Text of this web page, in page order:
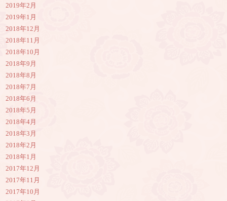
2019年2月
2019年1月
2018年12月
2018年11月
2018年10月
2018年9月
2018年8月
2018年7月
2018年6月
2018年5月
2018年4月
2018年3月
2018年2月
2018年1月
2017年12月
2017年11月
2017年10月